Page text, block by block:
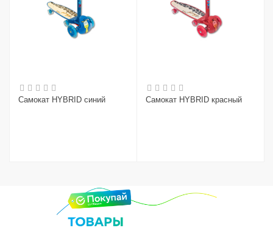
Самокат HYBRID синий Самокат HYBRID красный